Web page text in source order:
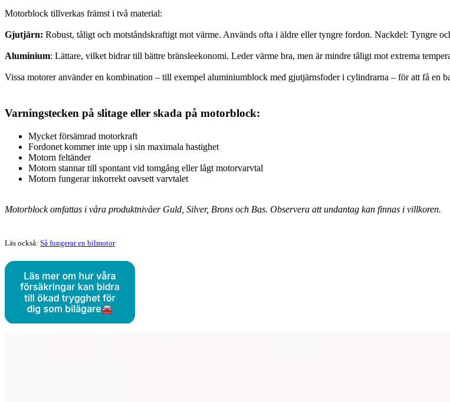
Motorblock tillverkas främst i två material:
Gjutjärn: Robust, tåligt och motståndskraftigt mot värme. Används ofta i äldre eller tyngre fordon. Nackdel: Tyngre
Aluminium: Lättare, vilket bidrar till bättre bränsleekonomi. Leder värme bra, men är mindre tåligt mot extrema
Vissa motorer använder en kombination – till exempel aluminiumblock med gjutjärnsfoder i cylindrarna – för att få en
Varningstecken på slitage eller skada på motorblock:
Mycket försämrad motorkraft
Fordonet kommer inte upp i sin maximala hastighet
Motorn feltänder
Motorn stannar till spontant vid tomgång eller lågt motorvarvtal
Motorn fungerar inkorrekt oavsett varvtalet
Motorblock omfattas i våra produktnivåer Guld, Silver, Brons och Bas. Observera att undantag kan finnas i villkoren.
Läs också: Så fungerar en bilmotor